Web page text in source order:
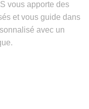
vous apporte des
et vous guide dans
avec un